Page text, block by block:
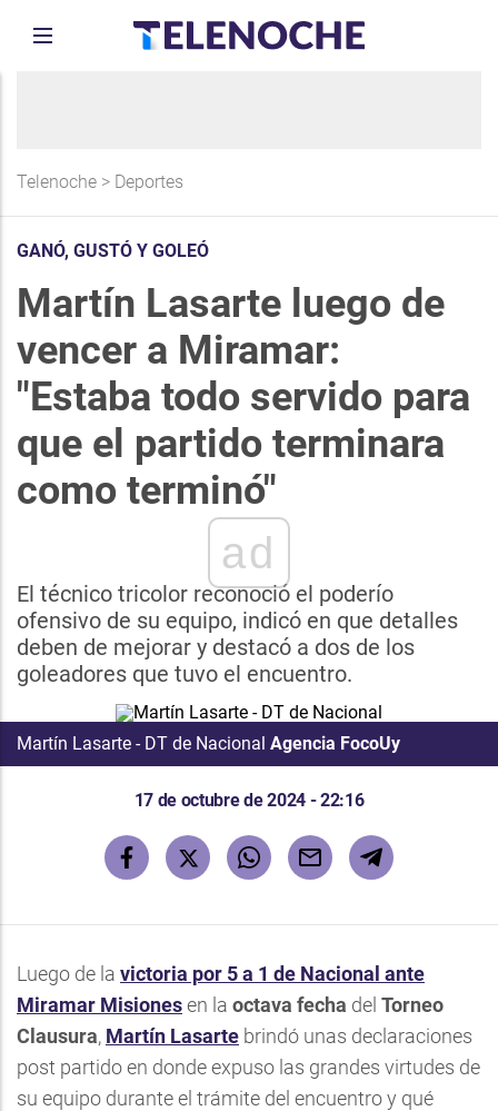
Telenoche > Deportes
GANÓ, GUSTÓ Y GOLEÓ
Martín Lasarte luego de
vencer a Miramar:
"Estaba todo servido para
que el partido terminara
como terminó"
ad
El técnico tricolor reconoció el poderío
ofensivo de su equipo, indicó en que detalles
deben de mejorar y destacó a dos de los
goleadores que tuvo el encuentro.
Martín Lasarte - DT de Nacional Agencia FocoUy
17 de octubre de 2024 - 22:16
Luego de la victoria por 5 a 1 de Nacional ante
Miramar Misionesen la octava fecha del Torneo
Clausura, Martín Lasarte brindó unas declaraciones
post partido en donde expuso las grandes virtudes de
su equipo durante el trámite del encuentro y qué